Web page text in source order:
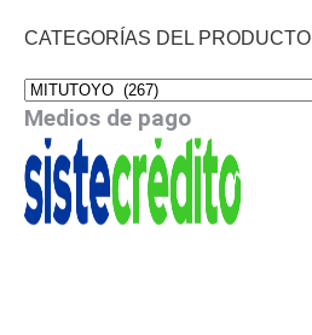
CATEGORÍAS DEL PRODUCTO
Medios de pago